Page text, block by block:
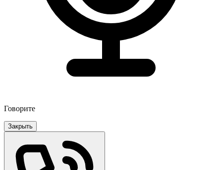
Говорите
Закрыть